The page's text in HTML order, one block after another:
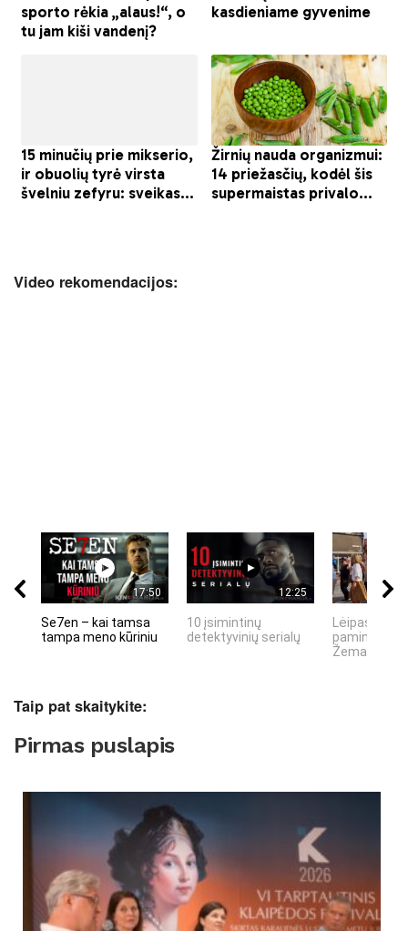
Video rekomendacijos:
17:50
Se7en – kai tamsa
tampa meno kūriniu
12:25
10 įsimintinų
detektyvinių serialų
Lėipas 13 d.
paminiejuom
Žemaitiu
Taip pat skaitykite:
Pirmas puslapis